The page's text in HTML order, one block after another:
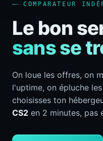
COMPARATEUR
Le bon
sans se
On loue les offres, on
l'uptime, on épluche
choisisses ton
CS2 en 2 minutes, pas